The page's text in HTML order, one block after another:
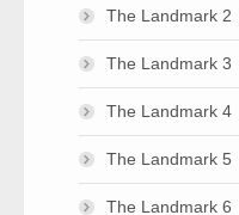
The Landmark 2
The Landmark 3
The Landmark 4
The Landmark 5
The Landmark 6